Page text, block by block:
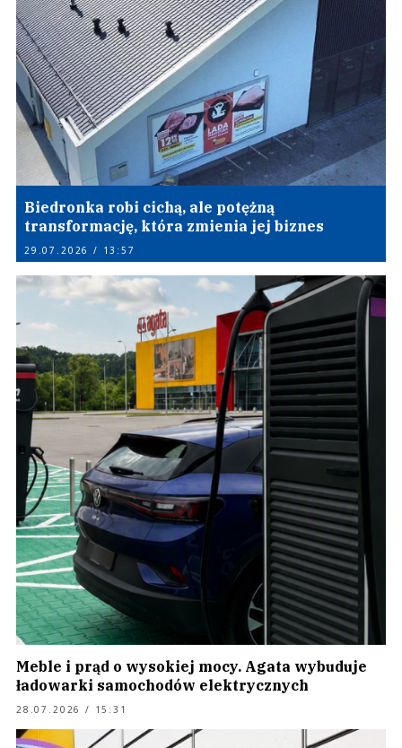
Biedronka robi cichą, ale potężną
transformację, która zmienia jej biznes
29.07.2026 / 13:57
Meble i prąd o wysokiej mocy. Agata wybuduje
ładowarki samochodów elektrycznych
28.07.2026 / 15:31